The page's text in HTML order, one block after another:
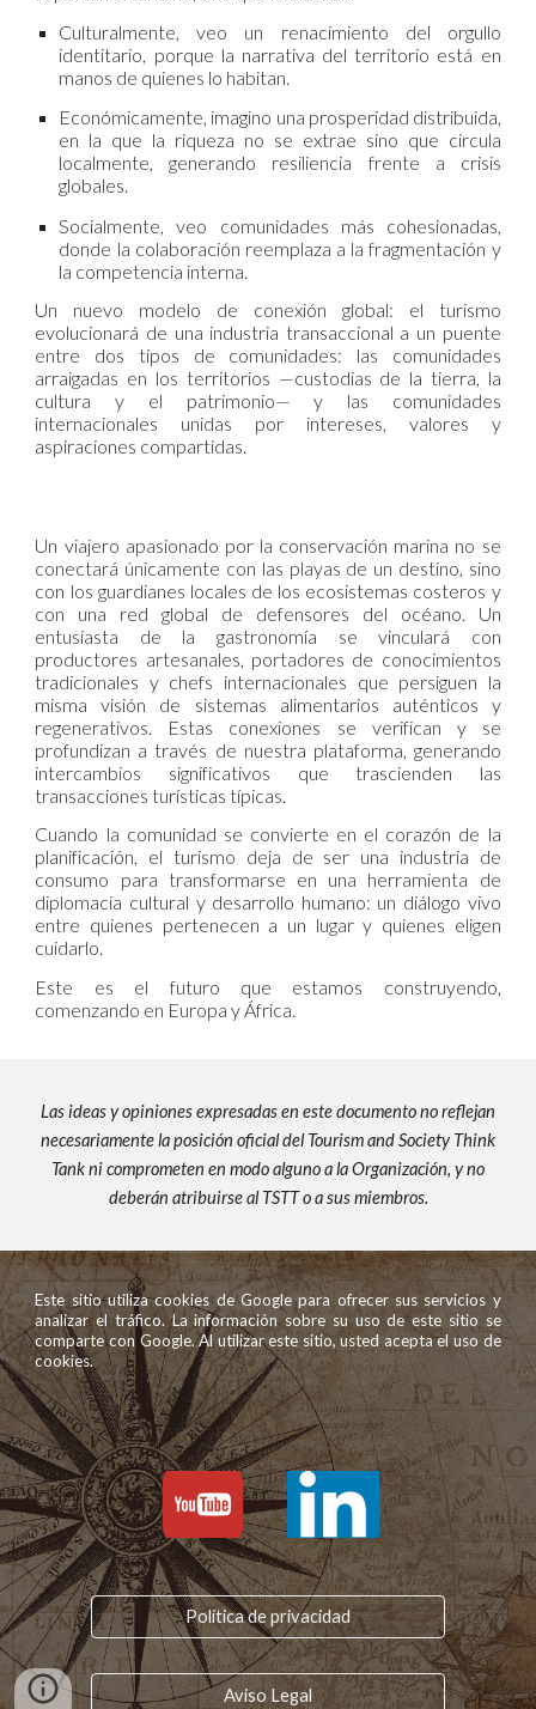
Culturalmente, veo un renacimiento del orgullo
identitario, porque la narrativa del territorio está en
manos de quienes lo habitan.
Económicamente, imagino una prosperidad distribuida,
en la que la riqueza no se extrae sino que circula
localmente, generando resiliencia frente a crisis
globales.
Socialmente, veo comunidades más cohesionadas,
donde la colaboración reemplaza a la fragmentación y
la competencia interna.
Un nuevo modelo de conexión global: el turismo
evolucionará de una industria transaccional a un puente
entre dos tipos de comunidades: las comunidades
arraigadas en los territorios —custodias de la tierra, la
cultura y el patrimonio— y las comunidades
internacionales unidas por intereses, valores y
aspiraciones compartidas.
Un viajero apasionado por la conservación marina no se
conectará únicamente con las playas de un destino, sino
con los guardianes locales de los ecosistemas costeros y
con una red global de defensores del océano. Un
entusiasta de la gastronomía se vinculará con
productores artesanales, portadores de conocimientos
tradicionales y chefs internacionales que persiguen la
misma visión de sistemas alimentarios auténticos y
regenerativos. Estas conexiones se verifican y se
profundizan a través de nuestra plataforma, generando
intercambios significativos que trascienden las
transacciones turísticas típicas.
Cuando la comunidad se convierte en el corazón de la
planificación, el turismo deja de ser una industria de
consumo para transformarse en una herramienta de
diplomacia cultural y desarrollo humano: un diálogo vivo
entre quienes pertenecen a un lugar y quienes eligen
cuidarlo.
Este es el futuro que estamos construyendo,
comenzando en Europa y África.
Las ideas y opiniones expresadas en este documento no reflejan
necesariamente la posición oficial del Tourism and Society Think
Tank ni comprometen en modo alguno a la Organización, y no
deberán atribuirse al TSTT o a sus miembros.
Este sitio utiliza cookies de Google para ofrecer sus servicios y
analizar el tráfico. La información sobre su uso de este sitio se
comparte con Google. Al utilizar este sitio, usted acepta el uso de
cookies.
Política de privacidad
Aviso Legal